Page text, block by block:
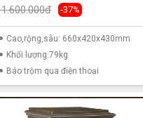
-37%
Cao,rộng,sâu: 660x420x430mm
Khối lượng:79kg
Báo trộm qua điện thoại